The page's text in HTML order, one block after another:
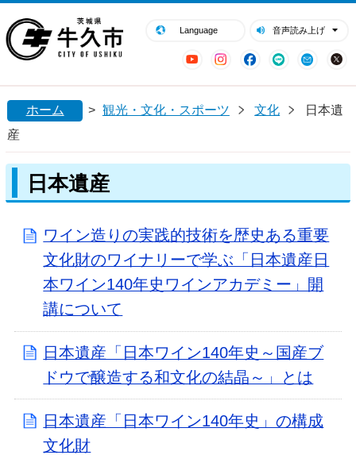
Language 音声読み上げ
YouTubeInstagram
Facebook
LINE Mail
閉じる
ホーム > 観光・文化・スポーツ 文化
日本遺
産
日本遺産
ワイン造りの実践的技術を歴史ある重要
文化財のワイナリーで学ぶ「日本遺産日
本ワイン140年史ワインアカデミー」開
講について
日本遺産「日本ワイン140年史～国産ブ
ドウで醸造する和文化の結晶～」とは
日本遺産「日本ワイン140年史」の構成
文化財